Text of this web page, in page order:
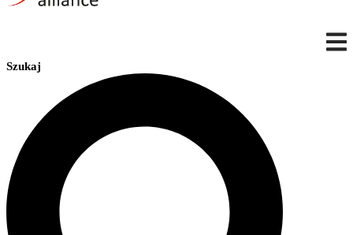
Szukaj